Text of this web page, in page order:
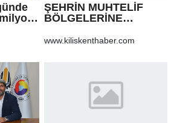
ŞEHRİN MUHTELİF
BÖLGELERİNE
VE BOZULAN
www.kiliskenthaber.com